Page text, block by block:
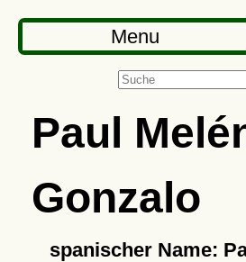
Menu
Paul
Gonzalo
spanischer Name: